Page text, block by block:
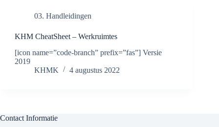
03. Handleidingen
KHM CheatSheet – Werkruimtes
[icon name=”code-branch” prefix=”fas”] Versie
2019
KHMK
4 augustus 2022
Contact Informatie